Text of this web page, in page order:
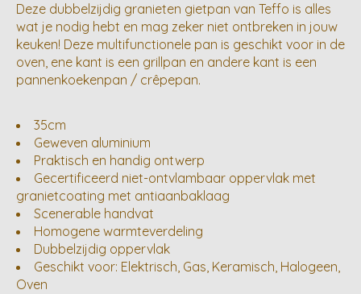
Deze dubbelzijdig granieten gietpan van Teffo is alles
wat je nodig hebt en mag zeker niet ontbreken in jouw
keuken! Deze multifunctionele pan is geschikt voor in de
oven, ene kant is een grillpan en andere kant is een
pannenkoekenpan / crêpepan.
35cm
Geweven aluminium
Praktisch en handig ontwerp
Gecertificeerd niet-ontvlambaar oppervlak met
granietcoating met antiaanbaklaag
Scenerable handvat
Homogene warmteverdeling
Dubbelzijdig oppervlak
Geschikt voor: Elektrisch, Gas, Keramisch, Halogeen,
Oven